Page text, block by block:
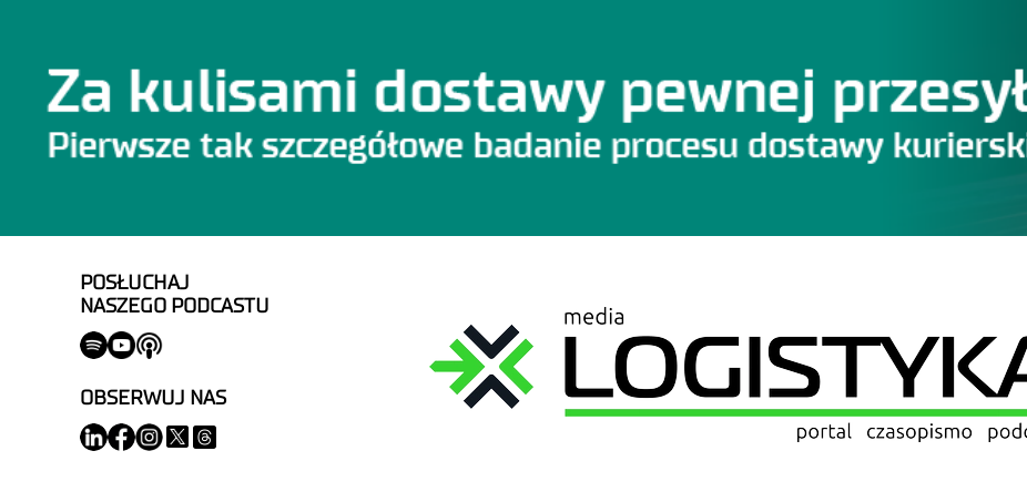
POSŁUCHAJ
NASZEGO PODCASTU
OBSERWUJ NAS